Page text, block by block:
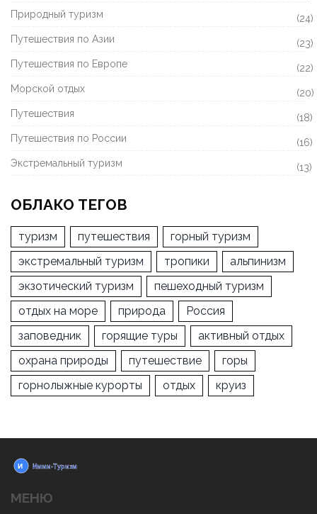
Природный туризм
(24)
Путешествия по Азии
(23)
Путешествия по Европе
(22)
Морской отдых
(20)
Путешествия
(18)
Путешествия по России
(16)
Экстремальный туризм
(13)
ОБЛАКО ТЕГОВ
туризм путешествия
горный туризм
экстремальный туризм
тропики
альпинизм
экзотический туризм
пешеходный туризм
отдых на море
природа
Россия
заповедник
горящие туры
активный отдых
охрана природы
путешествие
горы
горнолыжные курорты
отдых круиз
МЕНЮ